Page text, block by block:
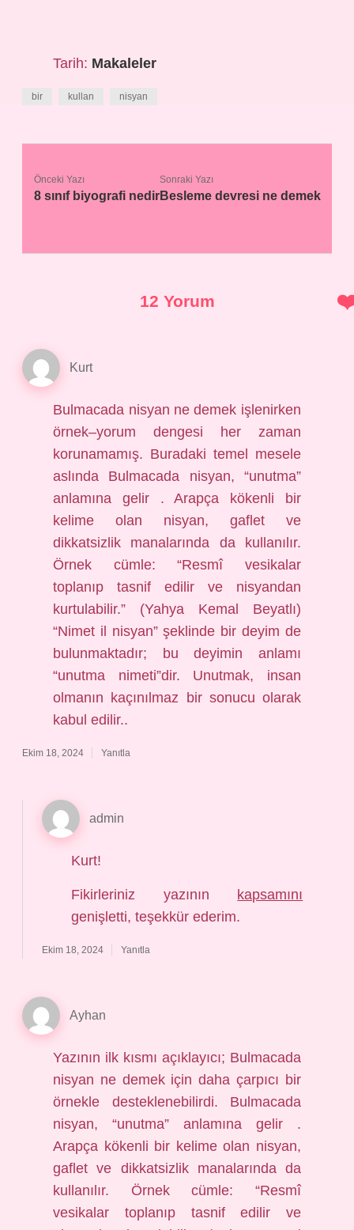
Tarih: Makaleler
bir kullan nisyan
Önceki Yazı
8 sınıf biyografi nedir
Sonraki Yazı
Besleme devresi ne demek
12 Yorum
Kurt
Bulmacada nisyan ne demek işlenirken
örnek–yorum dengesi her zaman
korunamamış. Buradaki temel mesele
aslında Bulmacada nisyan, “unutma”
anlamına gelir . Arapça kökenli bir
kelime olan nisyan, gaflet ve
dikkatsizlik manalarında da kullanılır.
Örnek cümle: “Resmî vesikalar
toplanıp tasnif edilir ve nisyandan
kurtulabilir.” (Yahya Kemal Beyatlı)
“Nimet il nisyan” şeklinde bir deyim de
bulunmaktadır; bu deyimin anlamı
“unutma nimeti”dir. Unutmak, insan
olmanın kaçınılmaz bir sonucu olarak
kabul edilir..
Ekim 18, 2024 Yanıtla
admin
Kurt!
Fikirleriniz yazının kapsamını
genişletti, teşekkür ederim.
Ekim 18, 2024 Yanıtla
Ayhan
Yazının ilk kısmı açıklayıcı; Bulmacada
nisyan ne demek için daha çarpıcı bir
örnekle desteklenebilirdi. Bulmacada
nisyan, “unutma” anlamına gelir .
Arapça kökenli bir kelime olan nisyan,
gaflet ve dikkatsizlik manalarında da
kullanılır. Örnek cümle: “Resmî
vesikalar toplanıp tasnif edilir ve